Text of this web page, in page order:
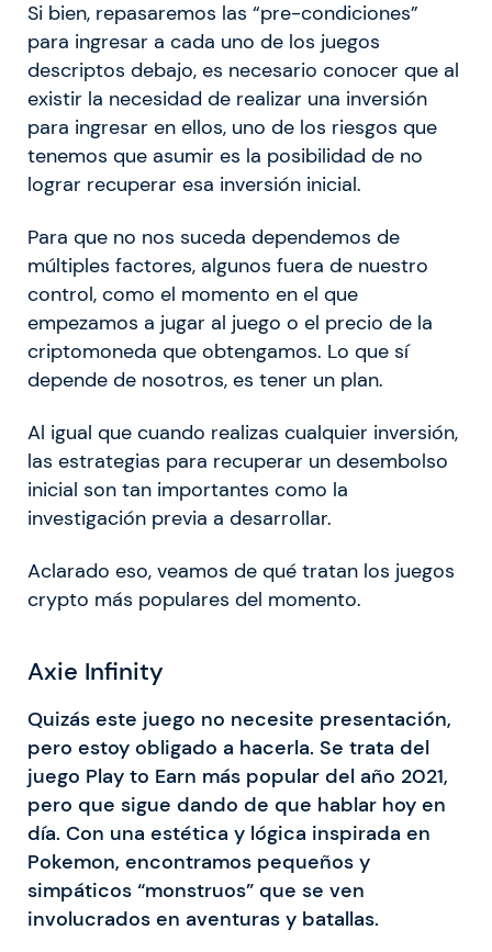
Si bien, repasaremos las “pre-condiciones”
para ingresar a cada uno de los juegos
descriptos debajo, es necesario conocer que al
existir la necesidad de realizar una inversión
para ingresar en ellos, uno de los riesgos que
tenemos que asumir es la posibilidad de no
lograr recuperar esa inversión inicial.
Para que no nos suceda dependemos de
múltiples factores, algunos fuera de nuestro
control, como el momento en el que
empezamos a jugar al juego o el precio de la
criptomoneda que obtengamos. Lo que sí
depende de nosotros, es tener un plan.
Al igual que cuando realizas cualquier inversión,
las estrategias para recuperar un desembolso
inicial son tan importantes como la
investigación previa a desarrollar.
Aclarado eso, veamos de qué tratan los juegos
crypto más populares del momento.
Axie Infinity
Quizás este juego no necesite presentación,
pero estoy obligado a hacerla. Se trata del
juego Play to Earn más popular del año 2021,
pero que sigue dando de que hablar hoy en
día. Con una estética y lógica inspirada en
Pokemon, encontramos pequeños y
simpáticos “monstruos” que se ven
involucrados en aventuras y batallas.